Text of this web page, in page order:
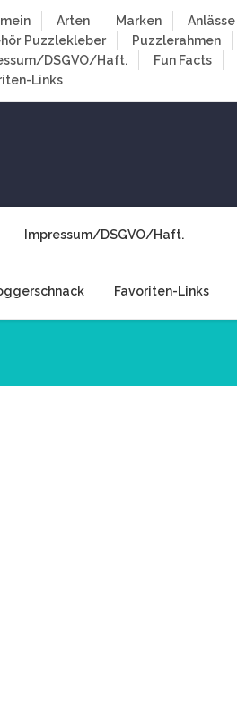
Arten Marken
Anlässe
Puzzlekleber Puzzlerahmen
DSGVO/Haft.
Fun Facts
Links
Impressum/DSGVO/Haft.
Favoriten-Links